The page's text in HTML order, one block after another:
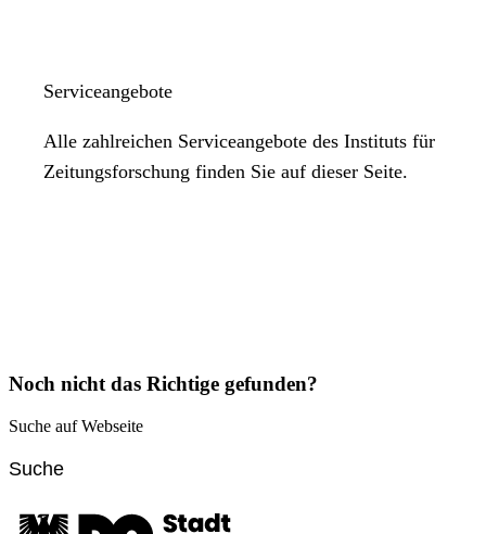
Serviceangebote
Alle zahlreichen Serviceangebote des Instituts für
Zeitungsforschung finden Sie auf dieser Seite.
Noch nicht das Richtige gefunden?
Suche auf Webseite